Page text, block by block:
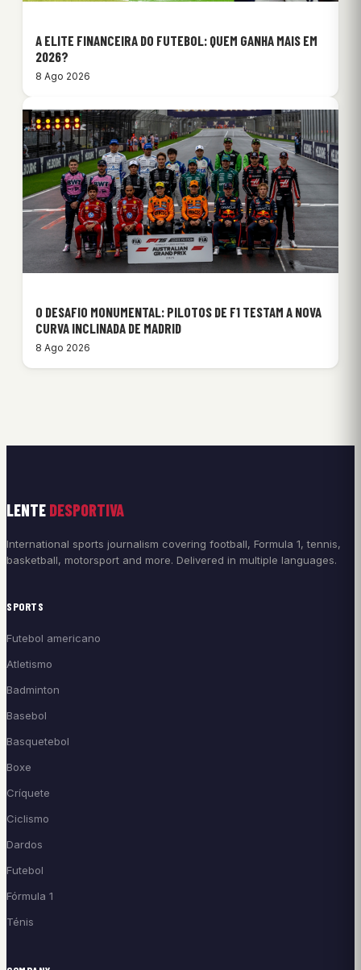
A ELITE FINANCEIRA DO FUTEBOL: QUEM GANHA MAIS EM
2026?
8 Ago 2026
O DESAFIO MONUMENTAL: PILOTOS DE F1 TESTAM A NOVA
CURVA INCLINADA DE MADRID
8 Ago 2026
LENTE DESPORTIVA
International sports journalism covering football, Formula 1, tennis,
basketball, motorsport and more. Delivered in multiple languages.
SPORTS
Futebol americano
Atletismo
Badminton
Basebol
Basquetebol
Boxe
Críquete
Ciclismo
Dardos
Futebol
Fórmula 1
Ténis